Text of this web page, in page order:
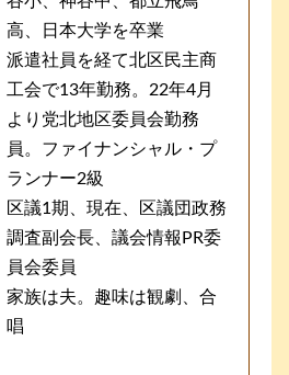
高、日本大学を卒業
派遣社員を経て北区民主商
工会で13年勤務。22年4月
より党北地区委員会勤務
員。ファイナンシャル・プ
ランナー2級
区議1期、現在、区議団政務
調査副会長、議会情報PR委
員会委員
家族は夫。趣味は観劇、合
唱